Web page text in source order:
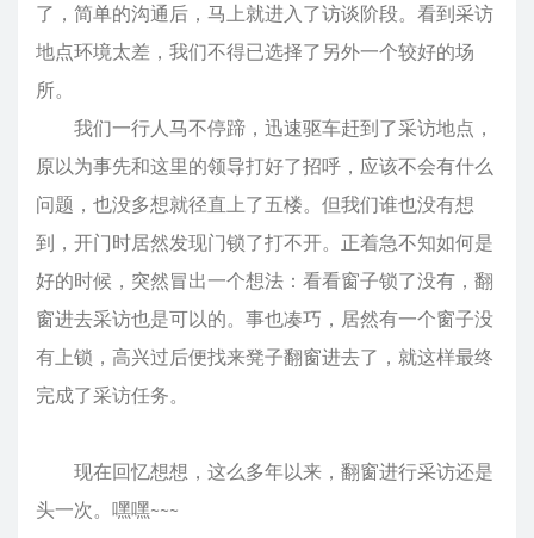
了，简单的沟通后，马上就进入了访谈阶段。看到采访
地点环境太差，我们不得已选择了另外一个较好的场
所。
我们一行人马不停蹄，迅速驱车赶到了采访地点，
原以为事先和这里的领导打好了招呼，应该不会有什么
问题，也没多想就径直上了五楼。但我们谁也没有想
到，开门时居然发现门锁了打不开。正着急不知如何是
好的时候，突然冒出一个想法：看看窗子锁了没有，翻
窗进去采访也是可以的。事也凑巧，居然有一个窗子没
有上锁，高兴过后便找来凳子翻窗进去了，就这样最终
完成了采访任务。
现在回忆想想，这么多年以来，翻窗进行采访还是
头一次。嘿嘿~~~